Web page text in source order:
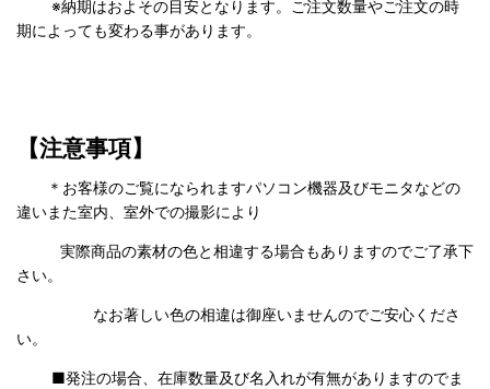
※納期はおよその目安となります。ご注文数量やご注文の時
期によっても変わる事があります。
【注意事項】
＊お客様のご覧になられますパソコン機器及びモニタなどの
違いまた室内、室外での撮影により
実際商品の素材の色と相違する場合もありますのでご了承下
さい。
なお著しい色の相違は御座いませんのでご安心くださ
い。
■発注の場合、在庫数量及び名入れが有無がありますのでま